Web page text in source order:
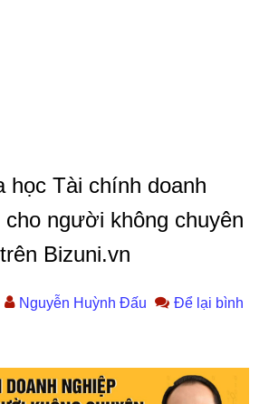
học Tài chính doanh
cho người không chuyên
Bizuni.vn
Nguyễn Huỳnh Đấu
Để lại bình